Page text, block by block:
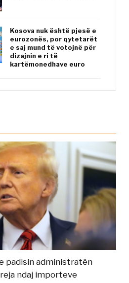
Kosova nuk është pjesë e
eurozonës, por qytetarët
e saj mund të votojnë për
dizajnin e ri të
kartëmonedhave euro
padisin administratën
ndaj importeve